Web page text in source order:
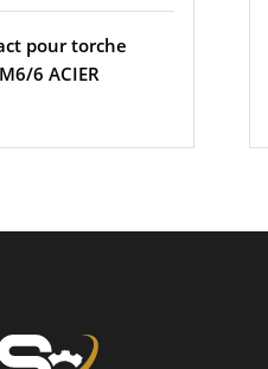
pour torche
6 ACIER